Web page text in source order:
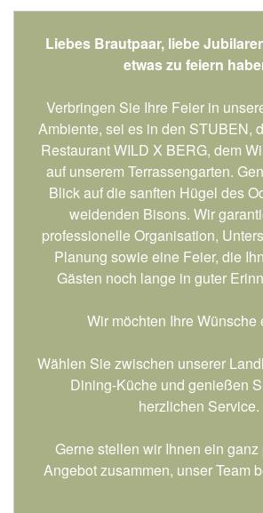
Liebes Brautpaar, liebe
etwas zu feiern
Verbringen Sie Ihre Feier in
Ambiente, sei es in den STUBEN,
Restaurant WILD X BERG, dem
auf unserem Terrassengarten.
Blick auf die sanften Hügel des
weidenden Bisons. Wir
professionelle Organisation,
Planung sowie eine Feier, die
Gästen noch lange in guter
Wir möchten Ihre Wünsche
Wählen Sie zwischen unserer
Dining-Küche und genießen
herzlichen Service.
Gerne stellen wir Ihnen ein
Angebot zusammen, unser Team